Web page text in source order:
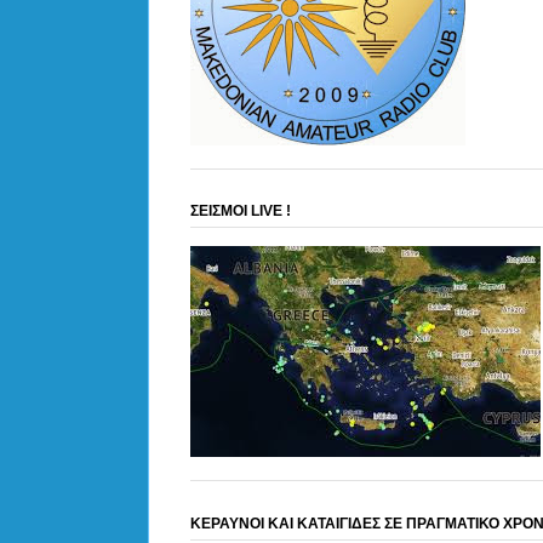
ΣΕΙΣΜΟΙ LIVE !
ΚΕΡΑΥΝΟΙ ΚΑΙ ΚΑΤΑΙΓΙΔΕΣ ΣΕ ΠΡΑΓΜΑΤΙΚΟ